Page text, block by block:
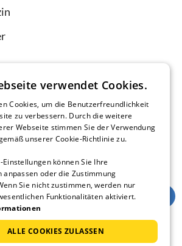
downloaden
verwendet Cookies.
Cookies, um die Benutzerfreundlichkeit
zu verbessern. Durch die weitere
Webseite stimmen Sie der Verwendung
unserer Cookie-Richtlinie zu.
Einstellungen können Sie Ihre
anpassen oder die Zustimmung
Sie nicht zustimmen, werden nur
Funktionalitäten aktiviert.
ALLE COOKIES ZULASSEN